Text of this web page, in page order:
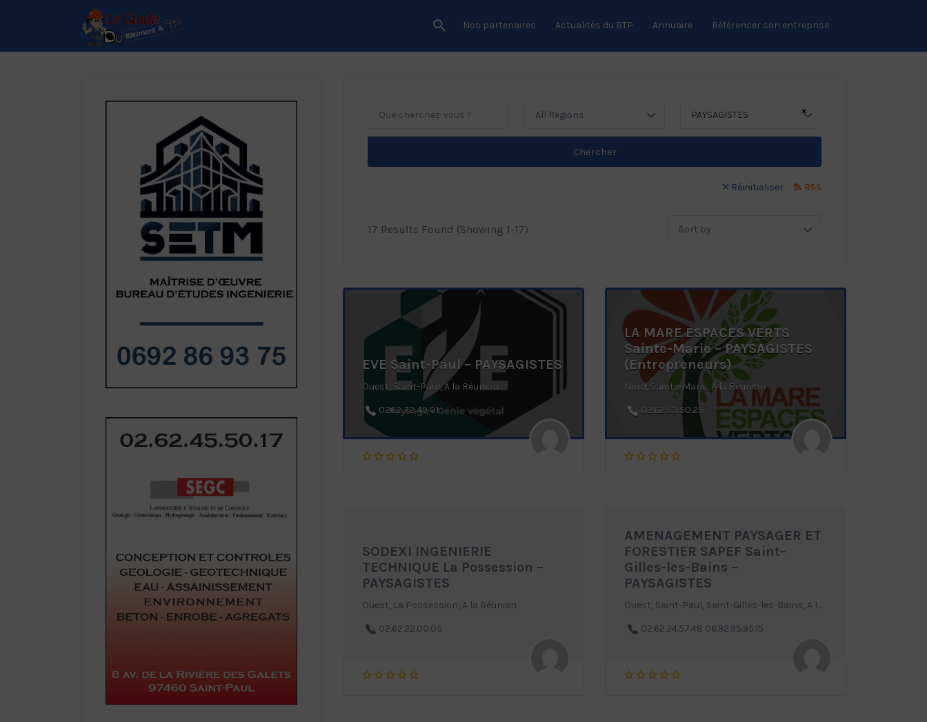
depuis 1995
Nos partenaires Actualités du BTP Annuaire Référencer son entreprise
Rechercher:
All Regions ×
PAYSAGISTES
Chercher
Réinitialiser RSS
17 Results Found (Showing 1-17)
EVE Saint-Paul – PAYSAGISTES
Ouest, Saint-Paul, A la Réunion
0262 72 49 01
LA MARE ESPACES VERTS
Sainte-Marie – PAYSAGISTES
(Entrepreneurs)
Nord, Sainte-Marie, A la Réunion
02.62.53.50.25
SODEXI INGENIERIE
TECHNIQUE La Possession –
PAYSAGISTES
Ouest, La Possession, A la Réunion
02.62.22.00.05
AMENAGEMENT PAYSAGER ET
FORESTIER SAPEF Saint-
Gilles-les-Bains –
PAYSAGISTES
Ouest, Saint-Paul, Saint-Gilles-les-Bains, A la Réunion
02.62.24.57.48 06.92.95.95.15